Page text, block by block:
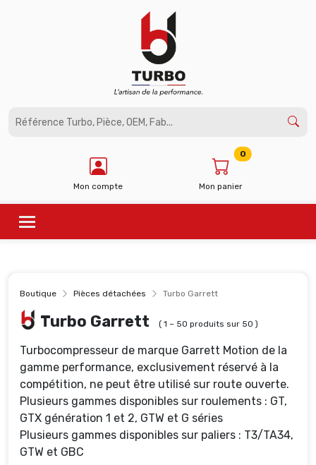
Mon compte Mon panier
0
Boutique Pièces détachées Turbo Garrett
Turbo Garrett ( 1 – 50 produits sur 50 )
Turbocompresseur de marque Garrett Motion de la
gamme performance, exclusivement réservé à la
compétition, ne peut être utilisé sur route ouverte.
Plusieurs gammes disponibles sur roulements : GT,
GTX génération 1 et 2, GTW et G séries
Plusieurs gammes disponibles sur paliers : T3/TA34,
GTW et GBC
Panneau de gestion des cookies